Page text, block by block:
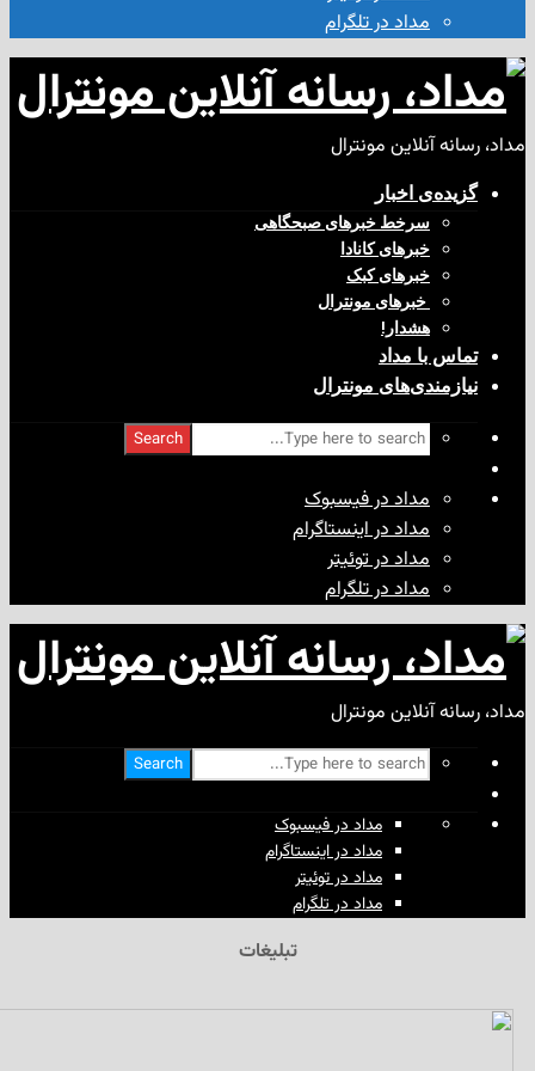
مداد در تلگرام
مونترال
اخبار
سرخط خبرهای صبحگاهی
خبرهای کانادا
خبرهای کبک
‌ خبرهای مونترال
مداد
مونترال
Search
مداد در فیسبوک
مداد در اینستاگرام
مداد در توئیتر
مداد در تلگرام
مونترال
Search
مداد در فیسبوک
مداد در اینستاگرام
مداد در توئیتر
مداد در تلگرام